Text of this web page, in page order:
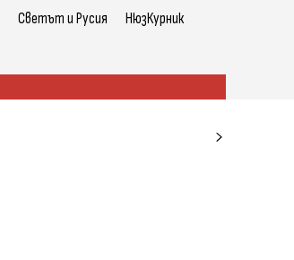
Светът и Русия НюзКурник